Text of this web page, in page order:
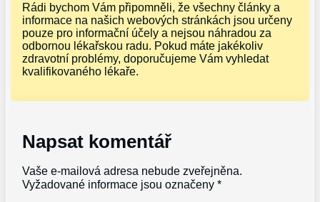
Rádi bychom Vám připomněli, že všechny články a
informace na našich webových stránkách jsou určeny
pouze pro informační účely a nejsou náhradou za
odbornou lékařskou radu. Pokud máte jakékoliv
zdravotní problémy, doporučujeme Vám vyhledat
kvalifikovaného lékaře.
Napsat komentář
Vaše e-mailová adresa nebude zveřejněna.
Vyžadované informace jsou označeny*